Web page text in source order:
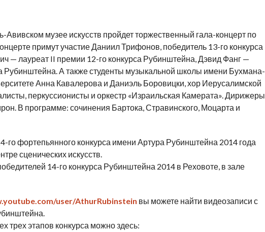
Авивском музее искусств пройдет торжественный гала-концерт по
примут участие Даниил Трифонов, победитель 13-го конкурса
— лауреат II премии 12-го конкурса Рубинштейна, Дэвид Фанг —
Рубинштейна. А также студенты музыкальной школы имени Бухмана-
Анна Кавалерова и Даниэль Боровицки, хор Иерусалимской
перкуссионисты и оркестр «Израильская Камерата». Дирижеры
В программе: сочинения Бартока, Стравинского, Моцарта и
го фортепьянного конкурса имени Артура Рубинштейна 2014 года
сценических искусств.
14-го конкурса Рубинштейна 2014 в Реховоте, в зале
user/AthurRubinstein вы можете найти видеозаписи с
трех этапов конкурса можно здесь: